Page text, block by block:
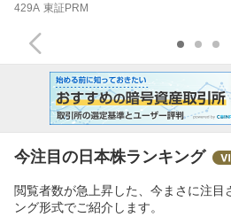
429A 東証PRM
今注目の日本株ランキング
閲覧者数が急上昇した、今まさに注目
ング形式でご紹介します。